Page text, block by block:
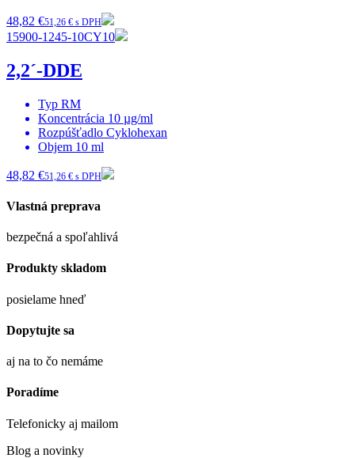
48,82 €51,26 € s DPH
15900-1245-10CY10
2,2´-DDE
Typ RM
Koncentrácia 10 µg/ml
Rozpúšťadlo Cyklohexan
Objem 10 ml
48,82 €51,26 € s DPH
Vlastná preprava
bezpečná a spoľahlivá
Produkty skladom
posielame hneď
Dopytujte sa
aj na to čo nemáme
Poradíme
Telefonicky aj mailom
Blog a novinky